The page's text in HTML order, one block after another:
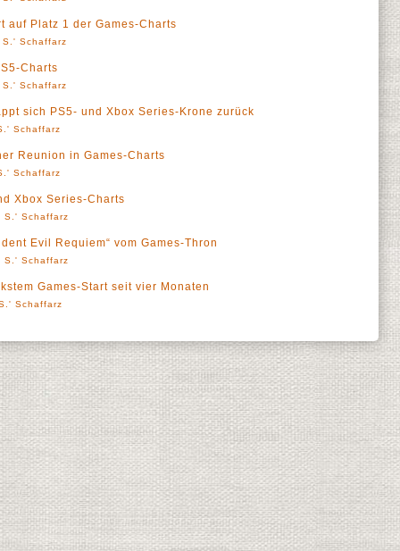
auf Platz 1 der Games-Charts
S.' Schaffarz
Charts
S.' Schaffarz
sich PS5- und Xbox Series-Krone zurück
Schaffarz
Reunion in Games-Charts
Schaffarz
Xbox Series-Charts
S.' Schaffarz
Evil Requiem“ vom Games-Thron
S.' Schaffarz
Games-Start seit vier Monaten
Schaffarz